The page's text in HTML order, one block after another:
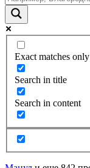
Exact matches only
Search in title
Search in content